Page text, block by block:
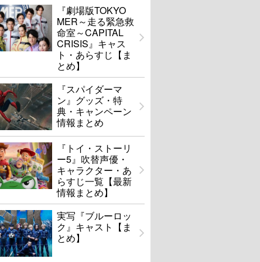
『劇場版TOKYO
MER～走る緊急救
命室～CAPITAL
CRISIS』キャス
ト・あらすじ【ま
とめ】
『スパイダーマ
ン』グッズ・特
典・キャンペーン
情報まとめ
『トイ・ストーリ
ー5』吹替声優・
キャラクター・あ
らすじ一覧【最新
情報まとめ】
実写『ブルーロッ
ク』キャスト【ま
とめ】